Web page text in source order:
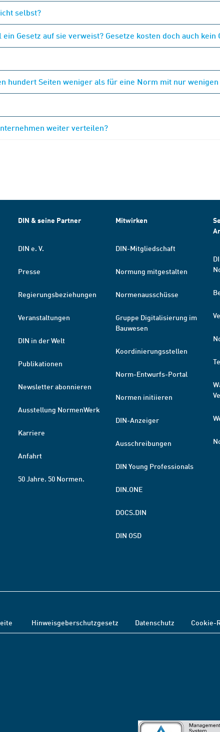
selbst?
Gesetz auf sie verweist? Gesetze kosten doch auch kein
hundert Seiten weniger als für eine Norm mit nur wenigen
weiter verteilen?
DIN & seine Partner
DIN e. V.
Presse
Regierungsbeziehungen
Veranstaltungen
DIN in der Welt
Publikationen
Newsletter abonnieren
Ausstellung NormenWerk
Karriere
Anfahrt
50 Jahre. 50 Normen.
Mitwirken
DIN-Mitgliedschaft
Normung mitgestalten
Normenausschüsse
Gruppe Digitalisierung im
Bauwesen
Koordinierungsstellen
Norm-Entwurfs-Portal
Normen initiieren
DIN-Anzeiger
Ausschreibungen
DIN Young Professionals
DIN.ONE
DOCS.DIN
DIN OSD
Hinweisgeberschutzgesetz Datenschutz Cookie-